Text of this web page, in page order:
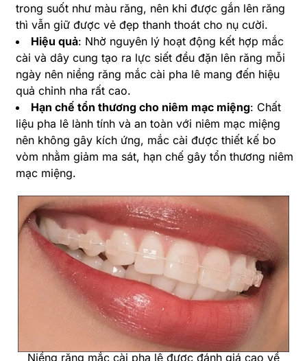
trong suốt như màu răng, nên khi được gắn lên răng
thì vẫn giữ được vẻ đẹp thanh thoát cho nụ cười.
Hiệu quả: Nhờ nguyên lý hoạt động kết hợp mắc
cài và dây cung tạo ra lực siết đều đặn lên răng mỗi
ngày nên niềng răng mắc cài pha lê mang đến hiệu
quả chỉnh nha rất cao.
Hạn chế tổn thương cho niêm mạc miệng: Chất
liệu pha lê lành tính và an toàn với niêm mạc miệng
nên không gây kích ứng, mắc cài được thiết kế bo
vòm nhằm giảm ma sát, hạn chế gây tổn thương niêm
mạc miệng.
Niềng răng mắc cài pha lê được đánh giá cao về